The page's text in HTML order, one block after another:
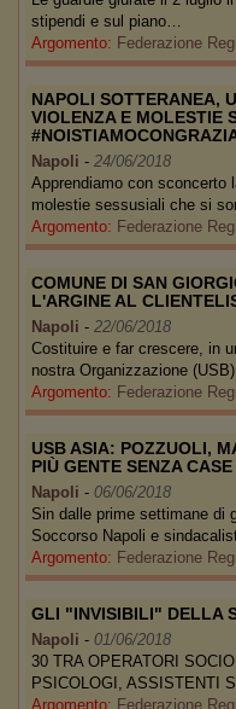
stipendi e sul piano…
Argomento: Federazione
NAPOLI SOTTERANEA,
VIOLENZA E MOLESTIE
Napoli - 24/06/2018
Apprendiamo con sconcerto
molestie sessusiali che si
Argomento: Federazione
COMUNE DI SAN
L'ARGINE AL
Napoli - 22/06/2018
Costituire e far crescere, in
nostra Organizzazione
Argomento: Federazione
USB ASIA: POZZUOLI,
PIÙ GENTE SENZA CASE
Napoli - 06/06/2018
Sin dalle prime settimane di
Soccorso Napoli e
Argomento: Federazione
GLI "INVISIBILI" DELLA
Napoli - 01/06/2018
30 TRA OPERATORI
PSICOLOGI, ASSISTENTI
Argomento: Federazione